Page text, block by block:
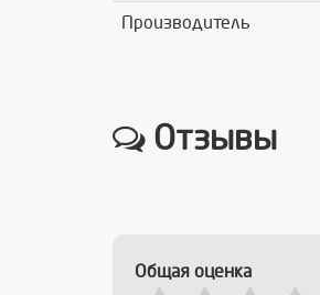
Производитель
Отзывы
Общая оценка